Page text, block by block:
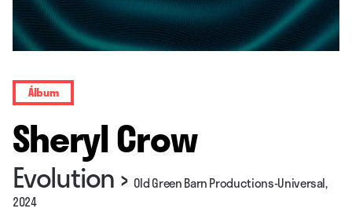
Álbum
Sheryl Crow
Evolution› Old Green Barn Productions-Universal,
2024